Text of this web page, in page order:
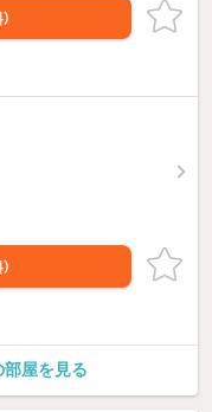
屋を見る